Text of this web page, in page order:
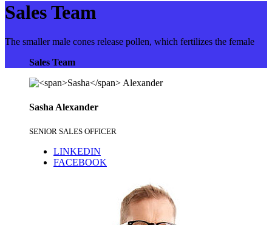
Sales Team
The smaller male cones release pollen, which fertilizes the female
Sales Team
Sasha Alexander
SENIOR SALES OFFICER
LINKEDIN
FACEBOOK